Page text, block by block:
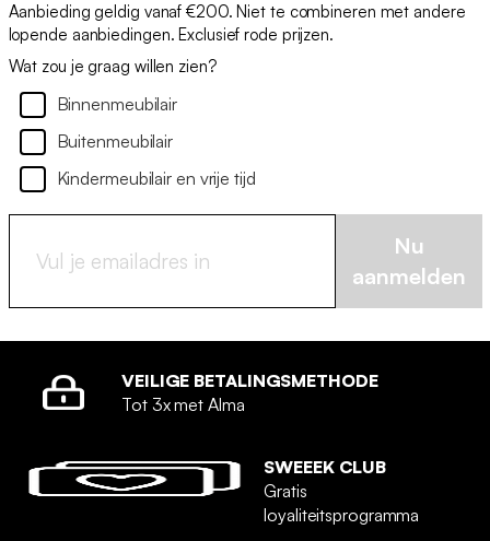
Aanbieding geldig vanaf €200. Niet te combineren met andere
lopende aanbiedingen. Exclusief rode prijzen.
Wat zou je graag willen zien?
Binnenmeubilair
Buitenmeubilair
Kindermeubilair en vrije tijd
Nu
aanmelden
VEILIGE BETALINGSMETHODE
Tot 3x met Alma
SWEEEK CLUB
Gratis
loyaliteitsprogramma